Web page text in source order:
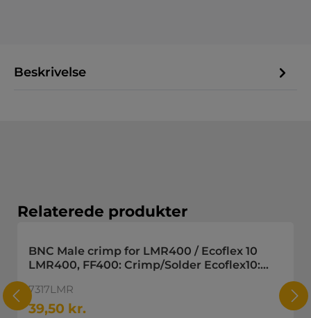
Beskrivelse
Spring produktgalleriet over
Relaterede produkter
BNC Male crimp for LMR400 / Ecoflex 10
LMR400, FF400: Crimp/Solder Ecoflex10:
7317LMR
39,50 kr.